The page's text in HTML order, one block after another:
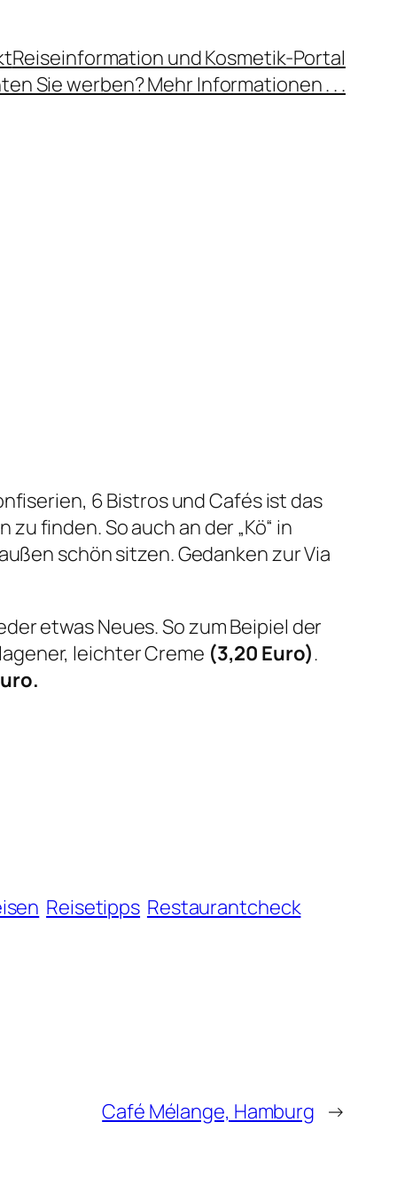
Reiseinformation und Kosmetik-Portal
Sie werben? Mehr Informationen . . .
6 Bistros und Cafés ist das
finden. So auch an der „Kö“ in
schön sitzen. Gedanken zur Via
etwas Neues. So zum Beipiel der
leichter Creme (3,20 Euro).
Reisetipps Restaurantcheck
Café Mélange, Hamburg →